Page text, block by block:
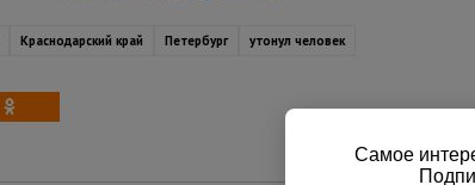
Краснодарский край Петербург утонул человек
Самое